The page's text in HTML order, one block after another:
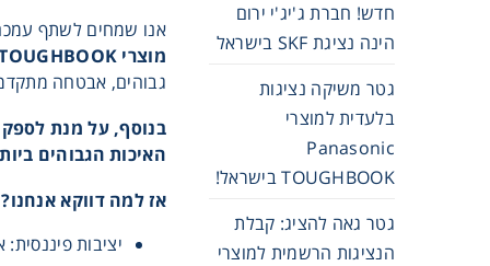
חדש! חברת ג'יג'י ירום
הינה נציגת SKF בישראל
גטר משיקה נציגות
בלעדית למוצרי
Panasonic
TOUGHBOOK בישראל!
גטר גאה להציג: קבלת
הנציגות הרשמית למוצרי
אנו שמחים לשתף
מוצרי
גבוהים, אבטחה
בנוסף, על מנת
האיכות הגבוהים
אז למה דווקא אנחנו?
יציבות